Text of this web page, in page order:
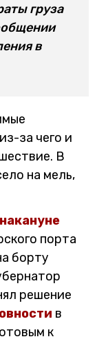
груза
в
за чего и
В
на мель,
порта
борту
решение
в
к